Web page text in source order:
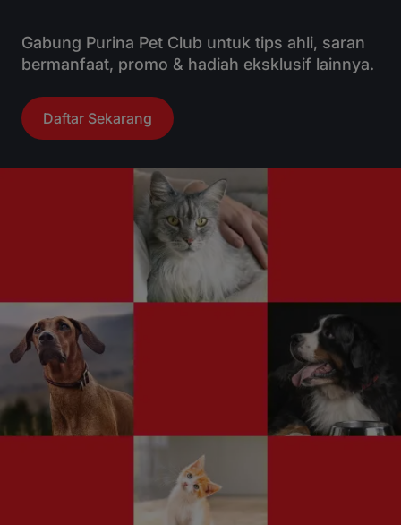
Gabung Purina Pet Club untuk tips ahli, saran
bermanfaat, promo & hadiah eksklusif lainnya.
Daftar Sekarang